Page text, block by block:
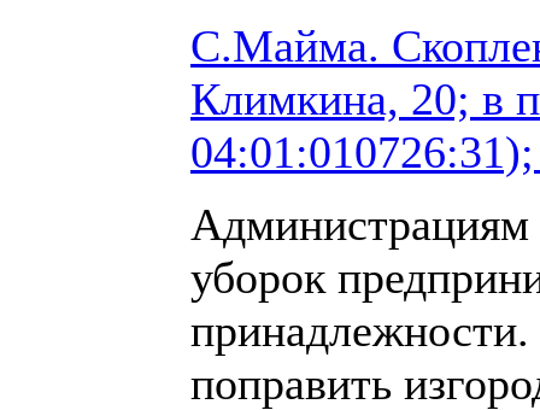
С.Майма.
Климкина, 20; в
Администрациям
уборок
поправить